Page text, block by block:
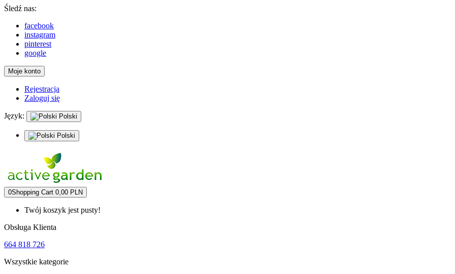
Śledź nas:
facebook
instagram
pinterest
google
Moje konto
Rejestracja
Zaloguj się
Język: Polski
Polski
0Shopping Cart 0,00 PLN
Twój koszyk jest pusty!
Obsługa Klienta
664 818 726
Wszystkie kategorie